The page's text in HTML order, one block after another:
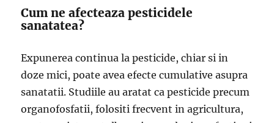
Cum ne afecteaza pesticidele
sanatatea?
Expunerea continua la pesticide, chiar si in
doze mici, poate avea efecte cumulative asupra
sanatatii. Studiile au aratat ca pesticide precum
organofosfatii, folositi frecvent in agricultura,